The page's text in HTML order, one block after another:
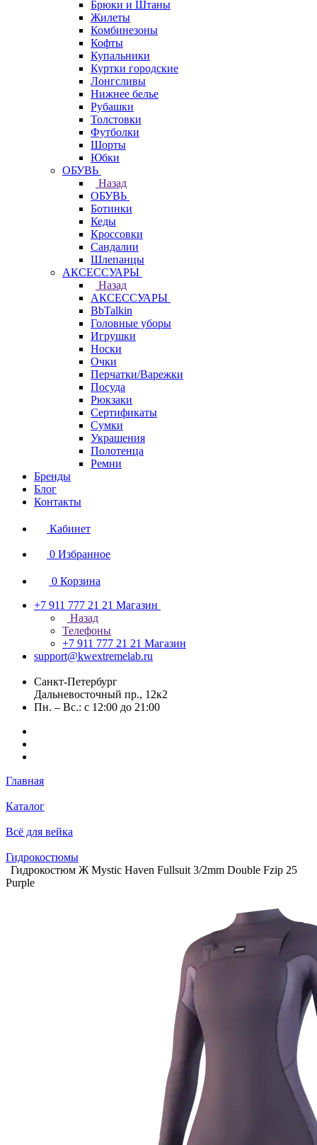
Брюки и Штаны
Жилеты
Комбинезоны
Кофты
Купальники
Куртки городские
Лонгсливы
Нижнее белье
Рубашки
Толстовки
Футболки
Шорты
Юбки
ОБУВЬ
Назад
ОБУВЬ
Ботинки
Кеды
Кроссовки
Сандалии
Шлепанцы
АКСЕССУАРЫ
Назад
АКСЕССУАРЫ
BbTalkin
Головные уборы
Игрушки
Носки
Очки
Перчатки/Варежки
Посуда
Рюкзаки
Сертификаты
Сумки
Украшения
Полотенца
Ремни
Бренды
Блог
Контакты
Кабинет
0 Избранное
0 Корзина
+7 911 777 21 21 Магазин
Назад
Телефоны
+7 911 777 21 21 Магазин
support@kwextremelab.ru
Санкт-Петербург
Дальневосточный пр., 12к2
Пн. – Вс.: с 12:00 до 21:00
Главная
Каталог
Всё для вейка
Гидрокостюмы
Гидрокостюм Ж Mystic Haven Fullsuit 3/2mm Double Fzip 25
Purple